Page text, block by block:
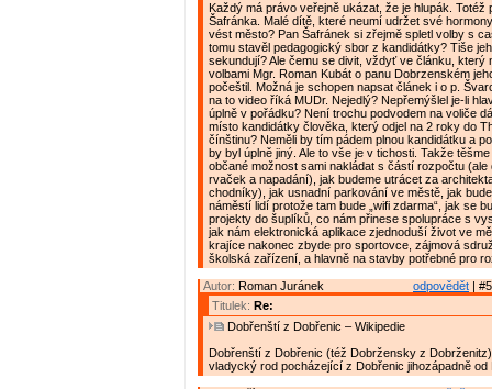
Každý má právo veřejně ukázat, že je hlupák. Totéž
Šafránka. Malé dítě, které neumí udržet své
vést město? Pan Šafránek si zřejmě spletl volby s
tomu stavěl pedagogický sbor z kandidátky? Tiše
sekundují? Ale čemu se divit, vždyť ve článku, který
volbami Mgr. Roman Kubát o panu Dobrzenském
počeštil. Možná je schopen napsat článek i o p.
na to video říká MUDr. Nejedlý? Nepřemýšlel je-li
úplně v pořádku? Není trochu podvodem na voliče
místo kandidátky člověka, který odjel na 2 roky do
čínštinu? Neměli by tím pádem plnou kandidátku a
by byl úplně jiný. Ale to vše je v tichosti. Takže
občané možnost sami nakládat s částí rozpočtu (ale
rvaček a napadání), jak budeme utrácet za
chodníky), jak usnadní parkování ve městě, jak
náměstí lidí protože tam bude „wifi zdarma“, jak se
projekty do šuplíků, co nám přinese spolupráce s
jak nám elektronická aplikace zjednoduší život ve
krajíce nakonec zbyde pro sportovce, zájmová
školská zařízení, a hlavně na stavby potřebné pro
odpovědět |
Autor: Roman Juránek
Titulek: Re:
Dobřenští z Dobřenic – Wikipedie
Dobřenští z Dobřenic (též Dobržensky z
vladycký rod pocházející z Dobřenic jihozápadně od